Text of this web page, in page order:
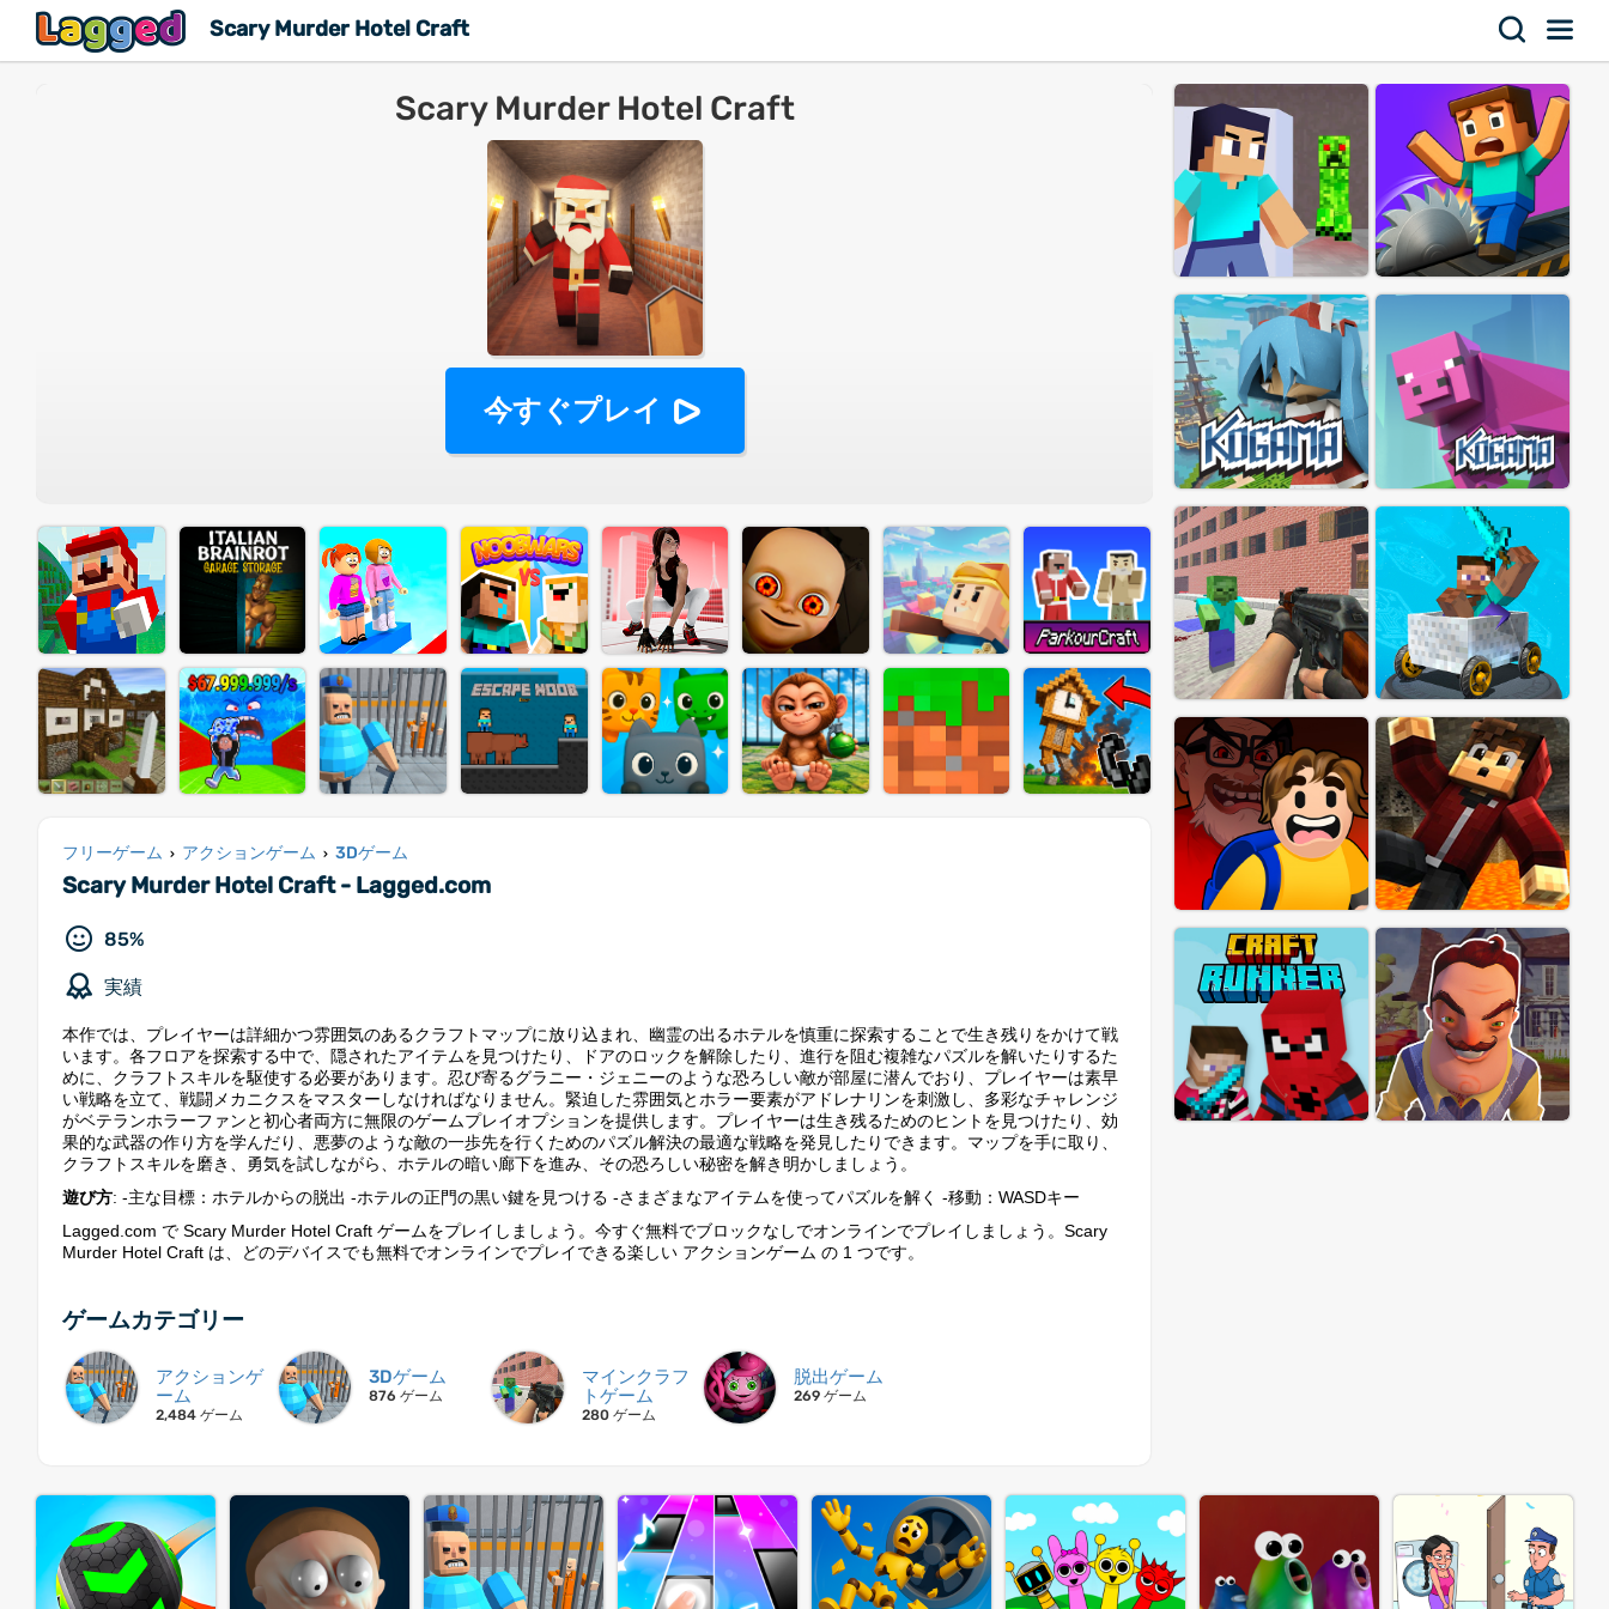
Scary Murder Hotel Craft
Scary Murder Hotel Craft
今すぐプレイ
フリーゲーム › アクションゲーム › 3Dゲーム
Scary Murder Hotel Craft - Lagged.com
85%
実績
本作では、プレイヤーは詳細かつ雰囲気のあるクラフトマップに放り込まれ、幽霊の出るホテルを慎重に探索することで生き残りをかけて戦
います。各フロアを探索する中で、隠されたアイテムを見つけたり、ドアのロックを解除したり、進行を阻む複雑なパズルを解いたりするた
めに、クラフトスキルを駆使する必要があります。忍び寄るグラニー・ジェニーのような恐ろしい敵が部屋に潜んでおり、プレイヤーは素早
い戦略を立て、戦闘メカニクスをマスターしなければなりません。緊迫した雰囲気とホラー要素がアドレナリンを刺激し、多彩なチャレンジ
がベテランホラーファンと初心者両方に無限のゲームプレイオプションを提供します。プレイヤーは生き残るためのヒントを見つけたり、効
果的な武器の作り方を学んだり、悪夢のような敵の一歩先を行くためのパズル解決の最適な戦略を発見したりできます。マップを手に取り、
クラフトスキルを磨き、勇気を試しながら、ホテルの暗い廊下を進み、その恐ろしい秘密を解き明かしましょう。
遊び方: -主な目標：ホテルからの脱出 -ホテルの正門の黒い鍵を見つける -さまざまなアイテムを使ってパズルを解く -移動：WASDキー
Lagged.com で Scary Murder Hotel Craft ゲームをプレイしましょう。今すぐ無料でブロックなしでオンラインでプレイしましょう。Scary
Murder Hotel Craft は、どのデバイスでも無料でオンラインでプレイできる楽しい アクションゲーム の 1 つです。
ゲームカテゴリー
アクションゲ
ーム
2,484 ゲーム
3Dゲーム
876 ゲーム
マインクラフ
トゲーム
280 ゲーム
脱出ゲーム
269 ゲーム